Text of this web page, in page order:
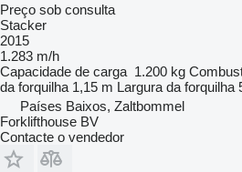
Preço sob consulta
Stacker
2015
1.283 m/h
Capacidade de carga 1.200 kg
da forquilha 1,15 m Largura da forquilha
Países Baixos, Zaltbommel
Forklifthouse BV
Contacte o vendedor